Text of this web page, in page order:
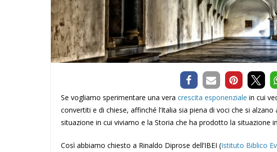
Se vogliamo sperimentare una vera crescita esponenziale in cui
convertiti e di chiese, affinché l’Italia sia piena di voci che si
situazione in cui viviamo e la Storia che ha prodotto la situazione
Così abbiamo chiesto a Rinaldo Diprose dell’IBEI (Istituto Biblico